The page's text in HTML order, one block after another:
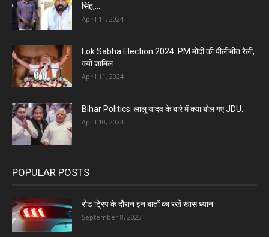
सिंह,...
April 11, 2024
Lok Sabha Election 2024: PM मोदी की पीलीभीत रैली,
क्यों शामिल...
April 11, 2024
Bihar Politics: लालू यादव के बारे में क्या बोल गए JDU...
April 10, 2024
POPULAR POSTS
रोड ट्रिप के दौरान इन बातों का रखें खास ध्यान
September 8, 2023